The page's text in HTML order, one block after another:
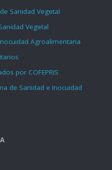
Sanidad Vegetal
Vegetal
Agroalimentaria
por COFEPRIS
de Sanidad e Inocuidad